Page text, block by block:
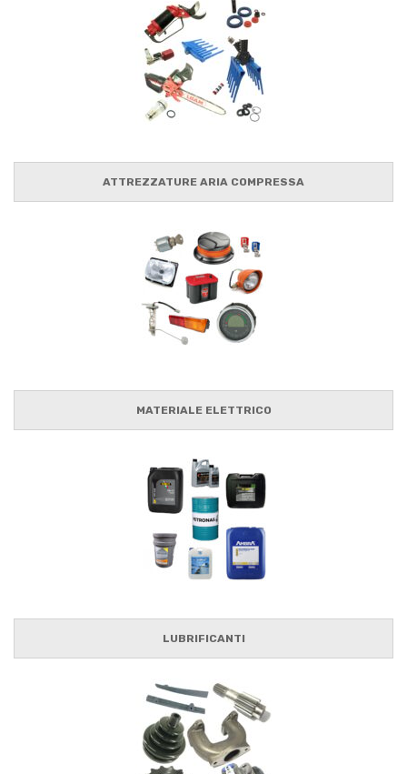
ATTREZZATURE ARIA COMPRESSA
MATERIALE ELETTRICO
LUBRIFICANTI